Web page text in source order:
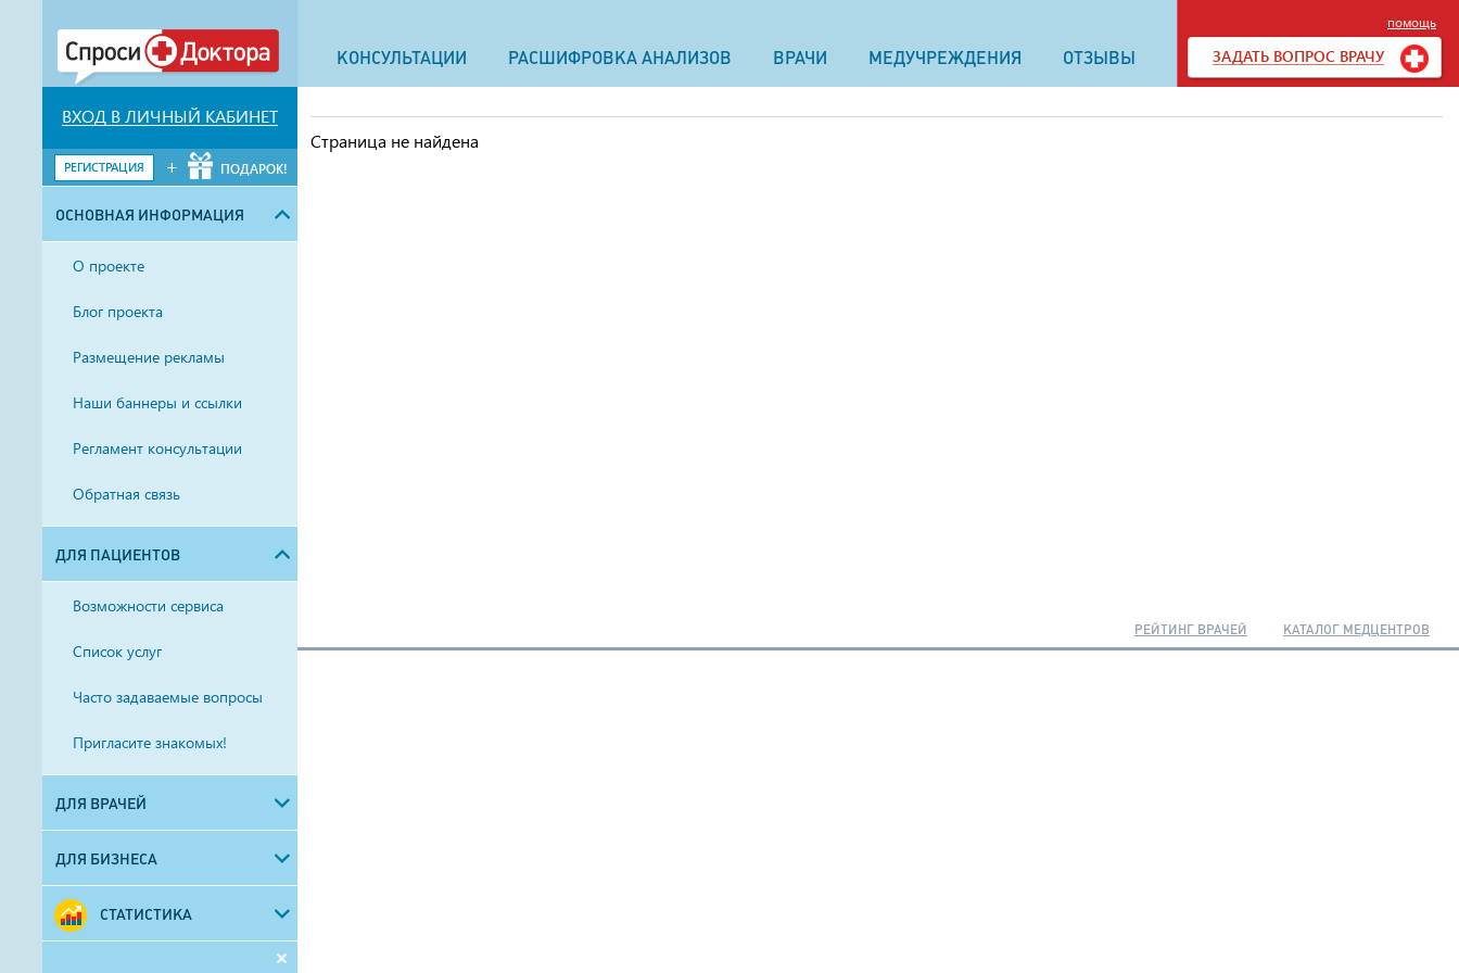
ВХОД В ЛИЧНЫЙ КАБИНЕТ
РЕГИСТРАЦИЯ + ПОДАРОК!
ОСНОВНАЯ ИНФОРМАЦИЯ
О проекте
Блог проекта
Размещение рекламы
Наши баннеры и ссылки
Регламент консультации
Обратная связь
ДЛЯ ПАЦИЕНТОВ
Возможности сервиса
Список услуг
Часто задаваемые вопросы
Пригласите знакомых!
ДЛЯ ВРАЧЕЙ
ДЛЯ БИЗНЕСА
СТАТИСТИКА
помощь
ЗАДАТЬ ВОПРОС ВРАЧУ
КОНСУЛЬТАЦИИ РАСШИФРОВКА АНАЛИЗОВ ВРАЧИ МЕДУЧРЕЖДЕНИЯ ОТЗЫВЫ
Страница не найдена
РЕЙТИНГ ВРАЧЕЙ КАТАЛОГ МЕДЦЕНТРОВ